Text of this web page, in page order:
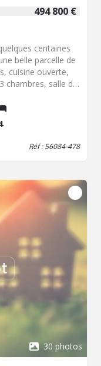
494 800 €
centaines
belle parcelle de
cuisine ouverte,
chambres, salle de
Réf : 56084-478
30 photos